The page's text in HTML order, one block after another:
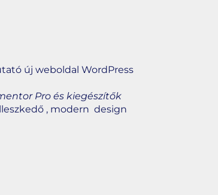
új weboldal WordPress
Pro és kiegészítők
, modern design